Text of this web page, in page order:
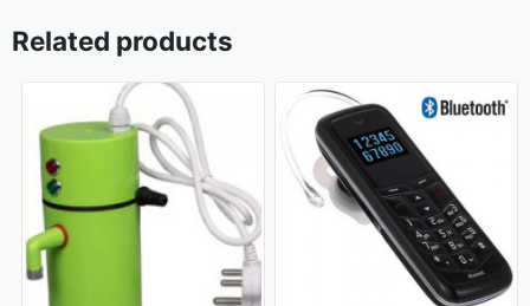
Related products